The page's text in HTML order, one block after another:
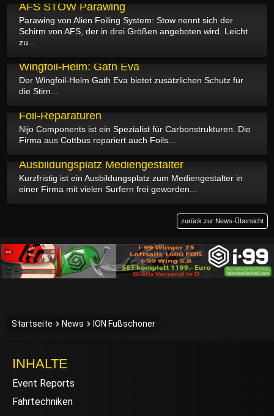
AFS STOW Parawing
Parawing von Alien Foiling System: Stow nennt sich der
Schirm von AFS, der in drei Größen angeboten wird. Leicht
zu...
Wingfoil-Helm: Gath Eva
Der Wingfoil-Helm Gath Eva bietet zusätzlichen Schutz für
die Stirn...
Foil-Reparaturen
Nijo Components ist ein Spezialist für Carbonstrukturen. Die
Firma aus Cottbus repariert auch Foils...
Ausbildungsplatz Mediengestalter
Kurzfristig ist ein Ausbildungsplatz zum Mediengestalter in
einer Firma mit vielen Surfern frei geworden...
zurück zur News-Übersicht
Startseite News ION Fußschoner
INHALTE
Event Reports
Fahrtechniken